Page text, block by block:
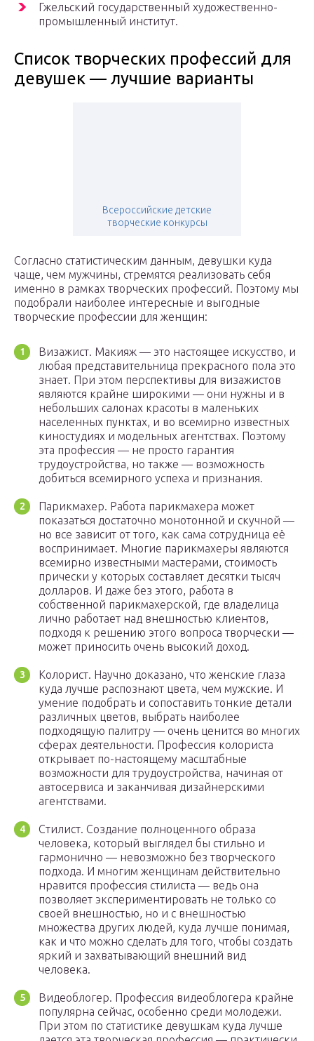
Гжельский государственный художественно-
промышленный институт.
Список творческих профессий для
девушек — лучшие варианты
Всероссийские детские
творческие конкурсы
Согласно статистическим данным, девушки куда
чаще, чем мужчины, стремятся реализовать себя
именно в рамках творческих профессий. Поэтому мы
подобрали наиболее интересные и выгодные
творческие профессии для женщин:
Визажист. Макияж — это настоящее искусство, и
любая представительница прекрасного пола это
знает. При этом перспективы для визажистов
являются крайне широкими — они нужны и в
небольших салонах красоты в маленьких
населенных пунктах, и во всемирно известных
киностудиях и модельных агентствах. Поэтому
эта профессия — не просто гарантия
трудоустройства, но также — возможность
добиться всемирного успеха и признания.
Парикмахер. Работа парикмахера может
показаться достаточно монотонной и скучной —
но все зависит от того, как сама сотрудница её
воспринимает. Многие парикмахеры являются
всемирно известными мастерами, стоимость
прически у которых составляет десятки тысяч
долларов. И даже без этого, работа в
собственной парикмахерской, где владелица
лично работает над внешностью клиентов,
подходя к решению этого вопроса творчески —
может приносить очень высокий доход.
Колорист. Научно доказано, что женские глаза
куда лучше распознают цвета, чем мужские. И
умение подобрать и сопоставить тонкие детали
различных цветов, выбрать наиболее
подходящую палитру — очень ценится во многих
сферах деятельности. Профессия колориста
открывает по-настоящему масштабные
возможности для трудоустройства, начиная от
автосервиса и заканчивая дизайнерскими
агентствами.
Стилист. Создание полноценного образа
человека, который выглядел бы стильно и
гармонично — невозможно без творческого
подхода. И многим женщинам действительно
нравится профессия стилиста — ведь она
позволяет экспериментировать не только со
своей внешностью, но и с внешностью
множества других людей, куда лучше понимая,
как и что можно сделать для того, чтобы создать
яркий и захватывающий внешний вид
человека.
Видеоблогер. Профессия видеоблогера крайне
популярна сейчас, особенно среди молодежи.
При этом по статистике девушкам куда лучше